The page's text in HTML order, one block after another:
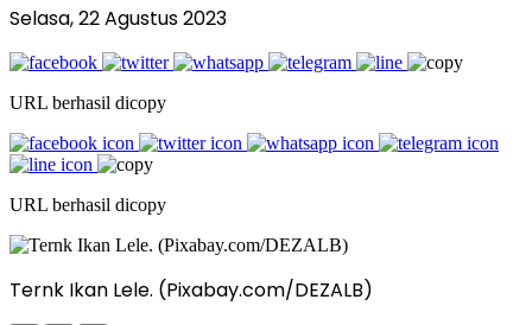
Selasa, 22 Agustus 2023
URL berhasil dicopy
URL berhasil dicopy
Ternk Ikan Lele. (Pixabay.com/DEZALB)